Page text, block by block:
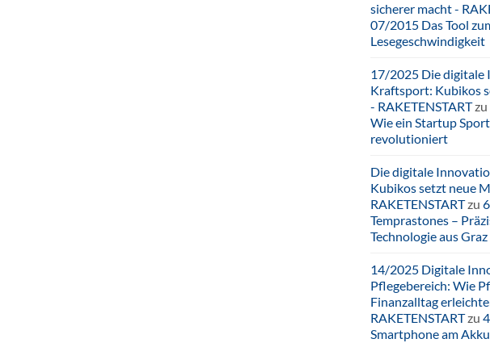
sicherer macht -
07/2015 Das Tool
Lesegeschwindigkeit
17/2025 Die digitale
Kraftsport: Kubikos
- RAKETENSTARTzu
Wie ein Startup
revolutioniert
Die digitale
Kubikos setzt neue
RAKETENSTARTzu
Temprastones –
Technologie aus Graz
14/2025 Digitale
Pflegebereich: Wie
Finanzalltag
RAKETENSTARTzu
Smartphone am